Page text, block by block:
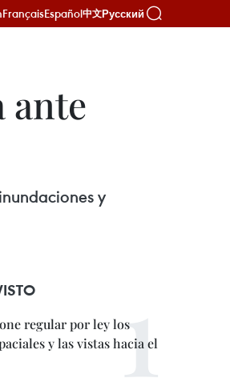
FrançaisEspañol中文Русский
ante
y
regular por ley los
y las vistas hacia el